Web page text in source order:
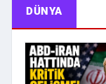
DÜNYA